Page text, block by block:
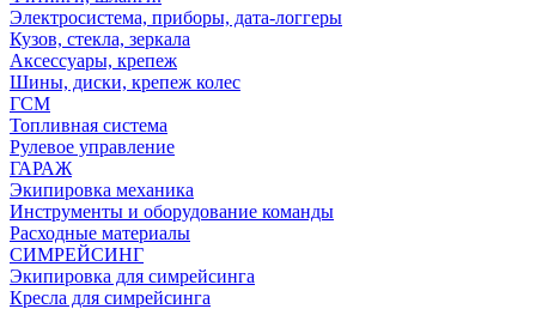
Электросистема, приборы, дата-логгеры
Кузов, стекла, зеркала
Аксессуары, крепеж
Шины, диски, крепеж колес
ГСМ
Топливная система
Рулевое управление
ГАРАЖ
Экипировка механика
Инструменты и оборудование команды
Расходные материалы
СИМРЕЙСИНГ
Экипировка для симрейсинга
Кресла для симрейсинга